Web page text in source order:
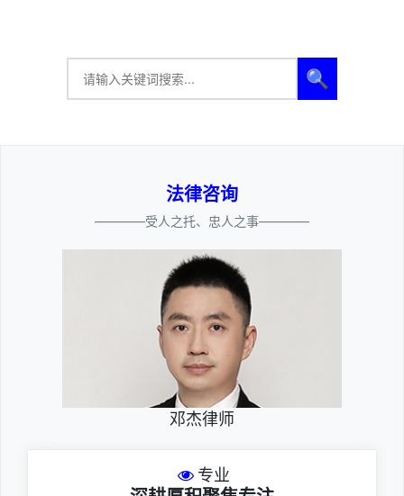
🔍
法律咨询
————受人之托、忠人之事————
邓杰律师
专业